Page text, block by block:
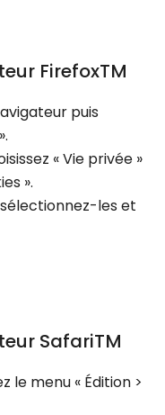
FirefoxTM
puis
« Vie privée »
».
les et
SafariTM
le menu « Édition >